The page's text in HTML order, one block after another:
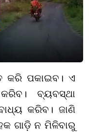
କରି ପକାଇବ। ଏ
ବ୍ୟବସ୍ଥା
କରିବ। ଜାଣି
ଗାଡ଼ି ନ ମିଳିବାରୁ